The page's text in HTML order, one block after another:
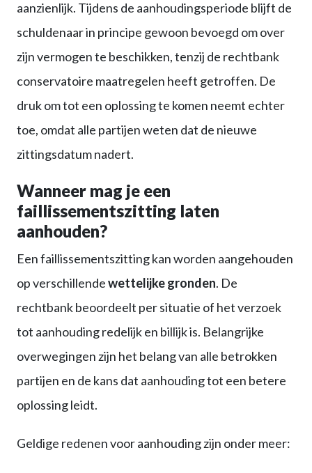
aanzienlijk. Tijdens de aanhoudingsperiode blijft de
schuldenaar in principe gewoon bevoegd om over
zijn vermogen te beschikken, tenzij de rechtbank
conservatoire maatregelen heeft getroffen. De
druk om tot een oplossing te komen neemt echter
toe, omdat alle partijen weten dat de nieuwe
zittingsdatum nadert.
Wanneer mag je een
faillissementszitting laten
aanhouden?
Een faillissementszitting kan worden aangehouden
op verschillendewettelijke gronden. De
rechtbank beoordeelt per situatie of het verzoek
tot aanhouding redelijk en billijk is. Belangrijke
overwegingen zijn het belang van alle betrokken
partijen en de kans dat aanhouding tot een betere
oplossing leidt.
Geldige redenen voor aanhouding zijn onder meer: